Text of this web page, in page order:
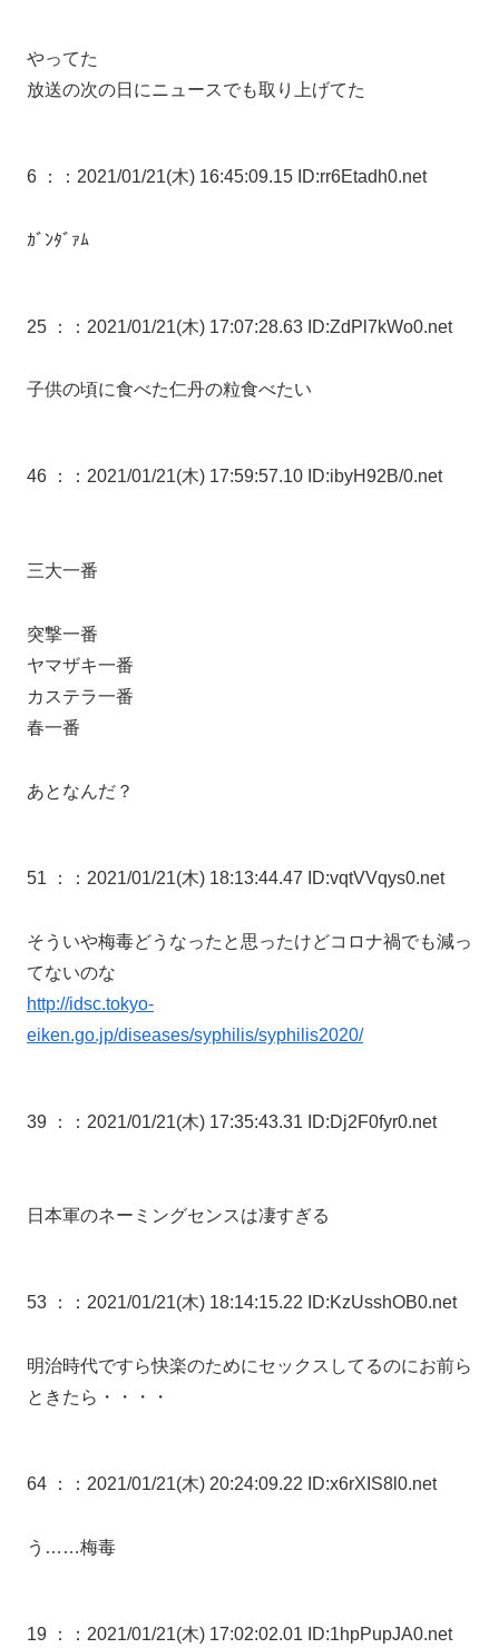
やってた
放送の次の日にニュースでも取り上げてた
6 ： ：2021/01/21(木) 16:45:09.15 ID:rr6Etadh0.net
ｶﾞﾝﾀﾞｧﾑ
25 ： ：2021/01/21(木) 17:07:28.63 ID:ZdPl7kWo0.net
子供の頃に食べた仁丹の粒食べたい
46 ： ：2021/01/21(木) 17:59:57.10 ID:ibyH92B/0.net
三大一番
突撃一番
ヤマザキ一番
カステラ一番
春一番
あとなんだ？
51 ： ：2021/01/21(木) 18:13:44.47 ID:vqtVVqys0.net
そういや梅毒どうなったと思ったけどコロナ禍でも減っ
てないのな
http://idsc.tokyo-
eiken.go.jp/diseases/syphilis/syphilis2020/
39 ： ：2021/01/21(木) 17:35:43.31 ID:Dj2F0fyr0.net
日本軍のネーミングセンスは凄すぎる
53 ： ：2021/01/21(木) 18:14:15.22 ID:KzUsshOB0.net
明治時代ですら快楽のためにセックスしてるのにお前ら
ときたら・・・・
64 ： ：2021/01/21(木) 20:24:09.22 ID:x6rXIS8l0.net
う……梅毒
19 ： ：2021/01/21(木) 17:02:02.01 ID:1hpPupJA0.net